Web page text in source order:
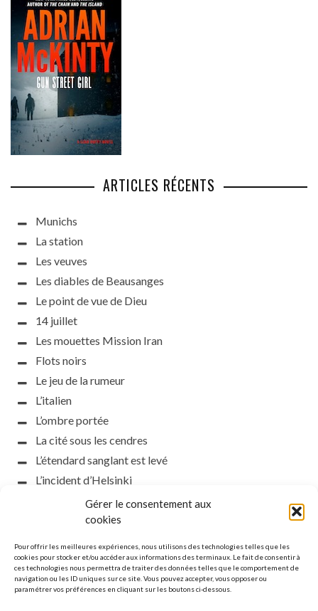
Gérer le consentement aux
cookies
Pour offrir les meilleures expériences, nous utilisons des technologies telles que les
cookies pour stocker et/ou accéder aux informations des terminaux. Le fait de consentir à
ces technologies nous permettra de traiter des données telles que le comportement de
navigation ou les ID uniques sur ce site. Vous pouvez accepter, vous opposer ou
paramétrer vos préférences en cliquant sur les boutons ci-dessous.
ARTICLES RÉCENTS
Munichs
La station
Les veuves
Les diables de Beausanges
Le point de vue de Dieu
14 juillet
Les mouettes Mission Iran
Flots noirs
Le jeu de la rumeur
L’italien
L’ombre portée
La cité sous les cendres
L’étendard sanglant est levé
L’incident d’Helsinki
la petite fasciste
Toutes les nuances de la nuit
Que s’obscurcissent le soleil et la lumière
Le silence